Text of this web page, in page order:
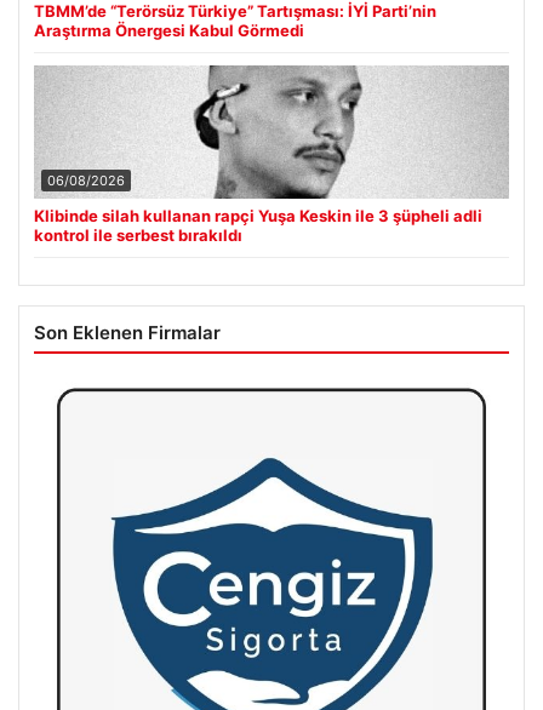
TBMM’de “Terörsüz Türkiye” Tartışması: İYİ Parti’nin
Araştırma Önergesi Kabul Görmedi
06/08/2026
Klibinde silah kullanan rapçi Yuşa Keskin ile 3 şüpheli adli
kontrol ile serbest bırakıldı
Son Eklenen Firmalar